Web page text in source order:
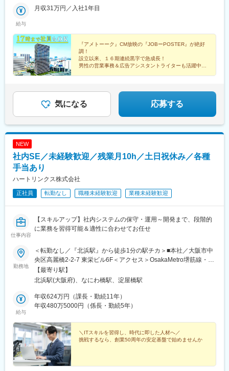
給与
月収31万円／入社1年目
『アメトーーク』CM放映の『JOBーPOSTER』が絶好
調！
設立以来、１６期連続黒字で急成長！
男性の営業事務＆広告アシスタントライターも活躍中！
気になる 応募する
NEW
社内SE／未経験歓迎／残業月10h／土日祝休み／各種
手当あり
ハートリンクス株式会社
正社員 転勤なし 職種未経験歓迎 業種未経験歓迎
仕事内容
【スキルアップ】社内システムの保守・運用～開発まで、段階的
に業務を習得可能＆適性に合わせてお任せ
勤務地
＜転勤なし／『北浜駅』から徒歩1分の駅チカ＞■本社／大阪市中
央区高麗橋2-2-7 東栄ビル6F＜アクセス＞OsakaMetro堺筋線・京
阪本線『北浜駅』6番出口から徒歩1分OsakaMetro御堂筋線・京阪
本線『淀屋橋駅』8番出口から徒歩5分※受動喫煙対策：オフィス
【最寄り駅】
北浜駅(大阪府)、なにわ橋駅、淀屋橋駅
給与
年収624万円（課長・勤続11年）
年収480万5000円（係長・勤続5年）
＼ITスキルを習得し、時代に即した人材へ／
挑戦するなら、創業50周年の安定基盤で始めませんか